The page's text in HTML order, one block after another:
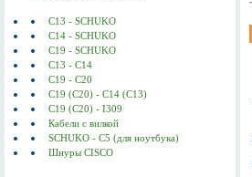
C13 - SCHUKO
C14 - SCHUKO
C19 - SCHUKO
C13 - C14
C19 - C20
C19 (С20) - C14 (С13)
C19 (C20) - I309
Кабели с вилкой
SCHUKO - C5 (для ноутбука)
Шнуры CISCO